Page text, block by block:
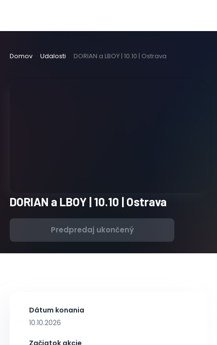
Domov Udalosti DORIAN a LBOY | 10.10 | Ostrava
DORIAN a LBOY | 10.10 | Ostrava
Predpredaj ukončený
Dátum konania
10.10.2026
Začiatok akcie